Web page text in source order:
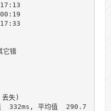
错
失)
332ms, 平均值  290.7